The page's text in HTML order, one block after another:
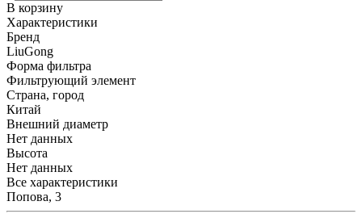
В корзину
Характеристики
Бренд
LiuGong
Форма фильтра
Фильтрующий элемент
Страна, город
Китай
Внешний диаметр
Нет данных
Высота
Нет данных
Все характеристики
Попова, 3